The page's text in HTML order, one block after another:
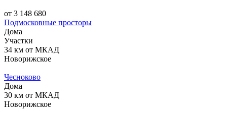
от 3 148 680
Подмосковные просторы
Дома
Участки
34 км от МКАД
Новорижское
Чесноково
Дома
30 км от МКАД
Новорижское